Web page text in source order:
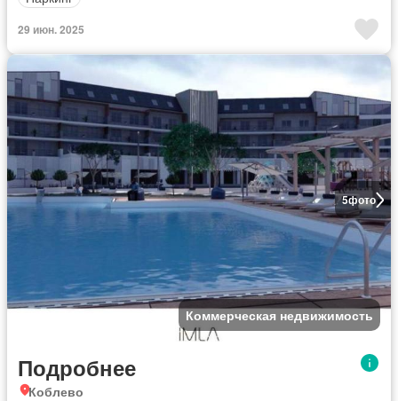
29 июн. 2025
5фото
Коммерческая недвижимость
Подробнее
Коблево